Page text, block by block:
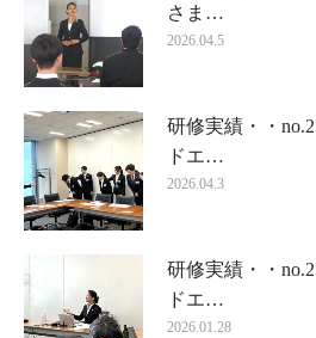
さま…
2026.04.5
研修実績・・
ドエ…
2026.04.3
研修実績・・
ドエ…
2026.01.28